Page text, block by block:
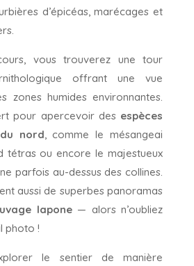
d’épicéas, marécages et
vous trouverez une tour
offrant une vue
zones humides environnantes.
pour apercevoir des espèces
nord , comme le mésangeai
tétras ou encore le majestueux
parfois au-dessus des collines.
aussi de superbes panoramas
lapone— alors n’oubliez
photo !
le sentier de manière